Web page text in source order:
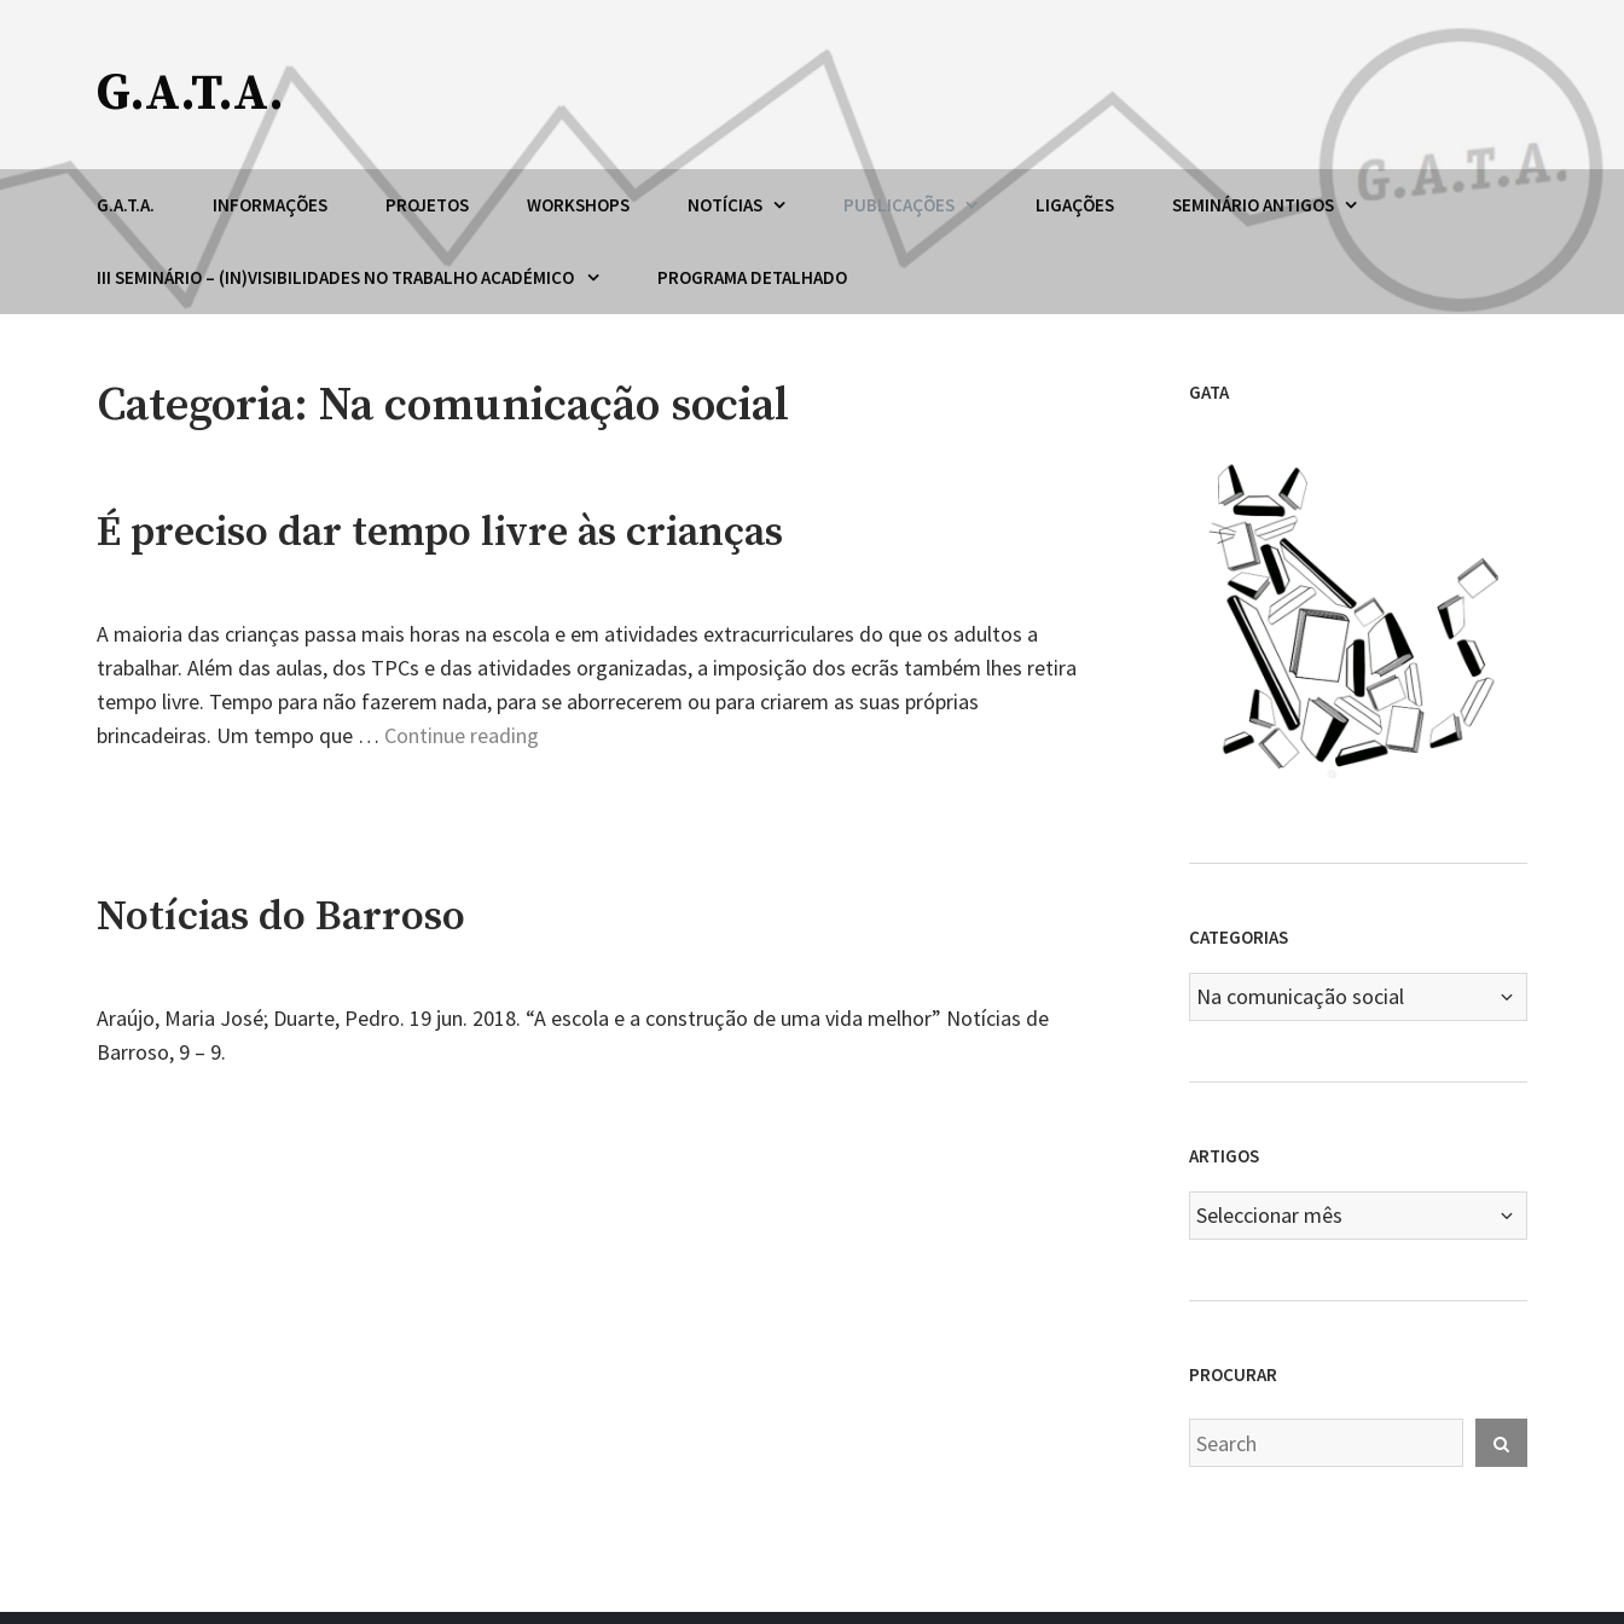
G.A.T.A.
Grupo de Apoio ao Trabalho Académico (ESE-IPP)
G.A.T.A. INFORMAÇÕES PROJETOS WORKSHOPS NOTÍCIAS PUBLICAÇÕES LIGAÇÕES SEMINÁRIO ANTIGOS
III SEMINÁRIO – (IN)VISIBILIDADES NO TRABALHO ACADÉMICO PROGRAMA DETALHADO
Categoria: Na comunicação social
É preciso dar tempo livre às crianças
A maioria das crianças passa mais horas na escola e em atividades extracurriculares do que os adultos a
trabalhar. Além das aulas, dos TPCs e das atividades organizadas, a imposição dos ecrãs também lhes retira
tempo livre. Tempo para não fazerem nada, para se aborrecerem ou para criarem as suas próprias
brincadeiras. Um tempo que … Continue reading"É
Notícias do Barroso
Araújo, Maria José; Duarte, Pedro. 19 jun. 2018. “A escola e a construção de uma vida melhor” Notícias de
Barroso, 9 – 9.
GATA
CATEGORIAS
Categorias
ARTIGOS
Artigos
PROCURAR
Search
for: